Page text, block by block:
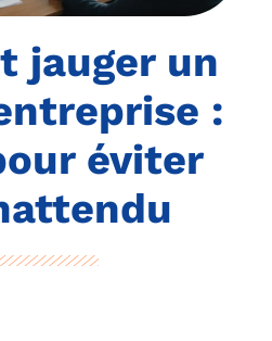
jauger un
:
éviter